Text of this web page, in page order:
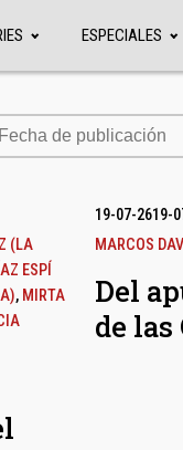
ESPECIALES
de publicación
(LA
ESPÍ
, MIRTA
19-07-2619-
MARCOS
Del
de las